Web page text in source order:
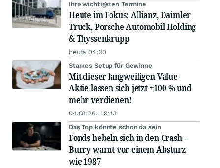
Ihre wichtigsten Termine
Heute im Fokus: Allianz, Daimler
Truck, Porsche Automobil Holding
& Thyssenkrupp
heute 04:30
Starkes Setup für Gewinne
Mit dieser langweiligen Value-
Aktie lassen sich jetzt +100 % und
mehr verdienen!
04.08.26, 19:43
Das Top könnte schon da sein
Fonds hebeln sich in den Crash –
Burry warnt vor einem Absturz
wie 1987